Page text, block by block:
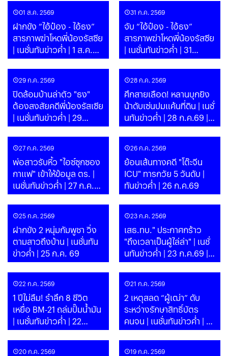
01 ส.ค. 2569
ฝากขัง “ไอ้ป๋อง - ไอ้ธง”
สารภาพฆ่าโหดพี่น้องรัสซีย
| เนชั่นทันข่าวค่ำ | 1 ส.ค.
69 | PART
31 ก.ค. 2569
จับ “ไอ้ป๋อง - ไอ้ธง”
สารภาพฆ่าโหดพี่น้องรัสซีย
| เนชั่นทันข่าวค่ำ | 31
ก.ค.69 | PART
29 ก.ค. 2569
ปิดล้อมบ้านล่าตัว "ธง"
ต้องสงสัยคดีพี่น้องรัสเซีย
| เนชั่นทันข่าวค่ำ | 29
ก.ค.69 | PART
28 ก.ค. 2569
ศึกสายเลือด! หลานบุกยิง
น้าดับเซ่นปมแค้นที่ดิน | เนชั่
นทันข่าวค่ำ | 28 ก.ค.69 |
PART
27 ก.ค. 2569
พ่อสาวรับหิ้ว "ไอซ์ซุกซอง
กาแฟ" เข้าให้ข้อมูล ตร. |
เนชั่นทันข่าวค่ำ | 27 ก.ค.69
| PART
26 ก.ค. 2569
ย้อนเส้นทางคดี "โต๊ะจีน
ICU" ทารกวัย 5 วันดับ |
ทันข่าวค่ำ | 26 ก.ค.69
25 ก.ค. 2569
ฝากขัง 2 หนุ่มกัมพูชา วิ่ง
ตามสาวถึงบ้าน | เนชั่นทัน
ข่าวค่ำ | 25 ก.ค. 69
23 ก.ค. 2569
เสธ.ทบ." ประกาศกร้าว
"ถึงเวลาเป็นผู้ไล่ล่า" | เนชั่
นทันข่าวค่ำ | 23 ก.ค.69 |
PART
22 ก.ค. 2569
1 ปีไม่ลืม! รำลึก 8 ชีวิต
เหยื่อ BM-21 ถล่มปั๊มน้ำมัน
| เนชั่นทันข่าวค่ำ | 22
ก.ค.69 | PART
21 ก.ค. 2569
2 เหตุสลด “ผู้เฒ่า” ดับ
ระหว่างรักษาสิทธิ์บัตร
คนจน | เนชั่นทันข่าวค่ำ | 21
ก.ค.69 | PART
20 ก.ค. 2569 19 ก.ค. 2569